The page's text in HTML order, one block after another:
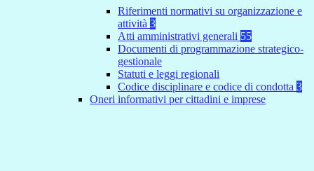
Riferimenti normativi su organizzazione e
attività 3
Atti amministrativi generali 55
Documenti di programmazione strategico-
gestionale
Statuti e leggi regionali
Codice disciplinare e codice di condotta 3
Oneri informativi per cittadini e imprese